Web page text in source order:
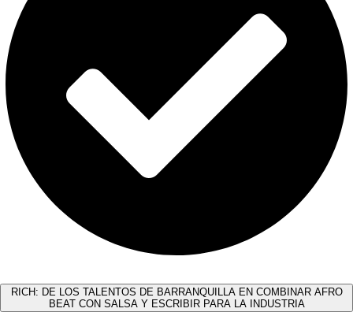
RICH: DE LOS TALENTOS DE BARRANQUILLA EN COMBINAR AFRO
BEAT CON SALSA Y ESCRIBIR PARA LA INDUSTRIA